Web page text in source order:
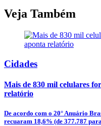
Veja Também
Cidades
Mais de 830 mil celulares
relatório
De acordo com o 20° Anuário
recuaram 18,6% (de 377.787